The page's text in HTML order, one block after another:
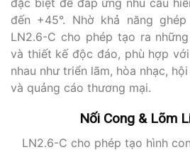
đến +45°. Nhờ khả năng
LN2.6-C cho phép tạo ra
và thiết kế độc đáo, phù hợp
nhau như triển lãm, hòa nhạc,
và quảng cáo thương mại.
Nối Cong & Lõm
LN2.6-C cho phép tạo hình